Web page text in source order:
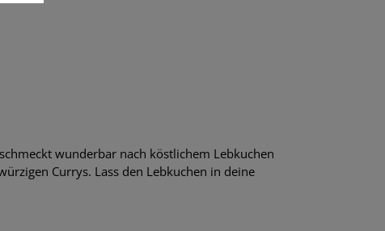
wunderbar nach köstlichem Lebkuchen
Currys. Lass den Lebkuchen in deine